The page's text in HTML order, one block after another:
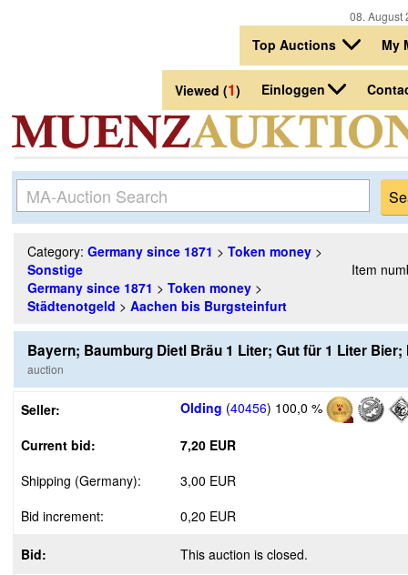
08.
Top Auctions My
Viewed (1) Einloggen
Category: Germany since 1871 > Token money >
Sonstige
Germany since 1871 > Token money >
Städtenotgeld > Aachen bis Burgsteinfurt
Item
Bayern; Baumburg Dietl Bräu 1 Liter; Gut für 1 Liter
auction
Seller: Olding (40456) 100,0 %
Current bid:
7,20 EUR
Shipping (Germany):
3,00 EUR
Bid increment:
0,20 EUR
Bid: This auction is closed.